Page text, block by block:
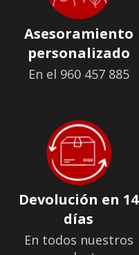
Asesoramiento
personalizado
En el 960 457 885
Devolución en 14
días
En todos nuestros